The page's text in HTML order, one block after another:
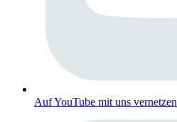
Auf YouTube mit uns vernetzen